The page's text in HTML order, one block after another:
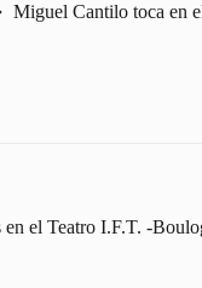
Miguel Cantilo toca en
el Teatro I.F.T. -